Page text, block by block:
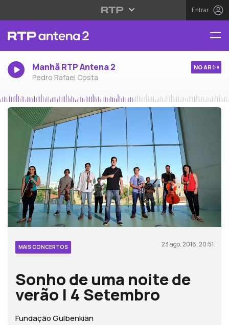
Entrar
Manhã RTP Antena 2
Pedro Rafael Costa
NO AR
MAIS CONCERTOS 23 ago, 2016, 20:51
Sonho de uma noite de
verão | 4 Setembro
Fundação Gulbenkian